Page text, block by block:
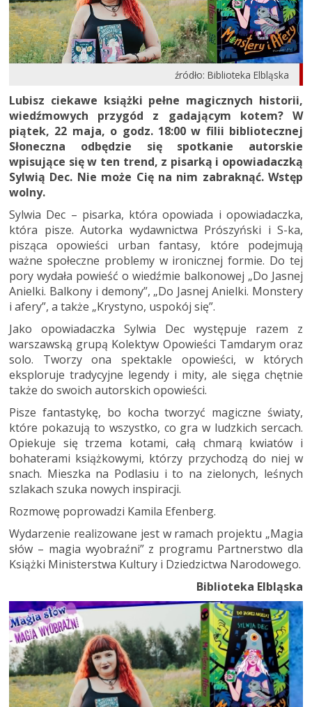
źródło: Biblioteka Elbląska
Lubisz ciekawe książki pełne magicznych historii,
wiedźmowych przygód z gadającym kotem? W
piątek, 22 maja, o godz. 18:00 w filii bibliotecznej
Słoneczna odbędzie się spotkanie autorskie
wpisujące się w ten trend, z pisarką i opowiadaczką
Sylwią Dec. Nie może Cię na nim zabraknąć. Wstęp
wolny.
Sylwia Dec – pisarka, która opowiada i opowiadaczka,
która pisze. Autorka wydawnictwa Prószyński i S-ka,
pisząca opowieści urban fantasy, które podejmują
ważne społeczne problemy w ironicznej formie. Do tej
pory wydała powieść o wiedźmie balkonowej „Do Jasnej
Anielki. Balkony i demony”, „Do Jasnej Anielki. Monstery
i afery”, a także „Krystyno, uspokój się”.
Jako opowiadaczka Sylwia Dec występuje razem z
warszawską grupą Kolektyw Opowieści Tamdarym oraz
solo. Tworzy ona spektakle opowieści, w których
eksploruje tradycyjne legendy i mity, ale sięga chętnie
także do swoich autorskich opowieści.
Pisze fantastykę, bo kocha tworzyć magiczne światy,
które pokazują to wszystko, co gra w ludzkich sercach.
Opiekuje się trzema kotami, całą chmarą kwiatów i
bohaterami książkowymi, którzy przychodzą do niej w
snach. Mieszka na Podlasiu i to na zielonych, leśnych
szlakach szuka nowych inspiracji.
Rozmowę poprowadzi Kamila Efenberg.
Wydarzenie realizowane jest w ramach projektu „Magia
słów – magia wyobraźni” z programu Partnerstwo dla
Książki Ministerstwa Kultury i Dziedzictwa Narodowego.
Biblioteka Elbląska